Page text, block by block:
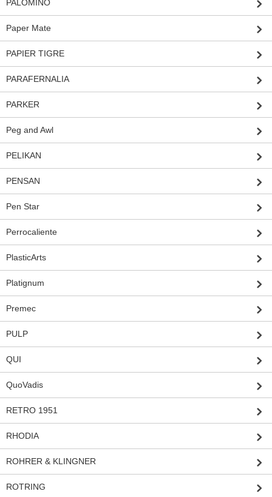
PALOMINO
Paper Mate
PAPIER TIGRE
PARAFERNALIA
PARKER
Peg and Awl
PELIKAN
PENSAN
Pen Star
Perrocaliente
PlasticArts
Platignum
Premec
PULP
QUI
QuoVadis
RETRO 1951
RHODIA
ROHRER & KLINGNER
ROTRING